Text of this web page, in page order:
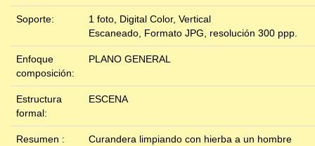
Soporte:
1 foto, Digital Color, Vertical
Escaneado, Formato JPG, resolución 300 ppp.
Enfoque
composición:
PLANO GENERAL
Estructura
formal:
ESCENA
Resumen : Curandera limpiando con hierba a un hombre